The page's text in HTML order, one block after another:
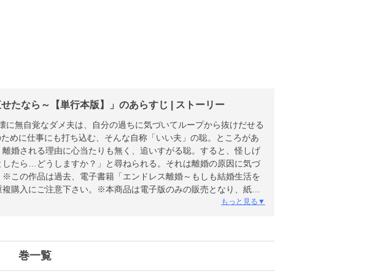
たなら～【単行本版】」のあらすじ | ストーリー
無自覚なダメ夫は、自分の過ちに気づいてループから抜けだせる
に仕事にも打ち込む、そんな自称「いい夫」の聡。ところがあ
婚される理由に心当たりも無く、追いすがる聡。すると、怪しげ
たら…どうしますか？」と尋ねられる。それは離婚の原因に気づ
の作品は過去、電子書籍「エンドレス離婚～もしも結婚生活を
購入にご注意下さい。※本商品は電子版のみの販売となり、紙書
もっと見る▼
巻一覧